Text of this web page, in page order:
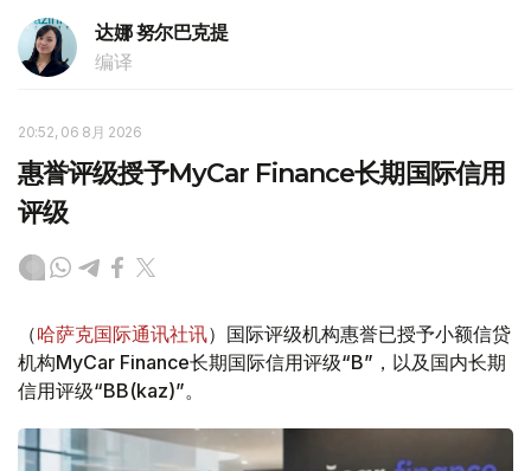
达娜 努尔巴克提
编译
20:52, 06 8月 2026
惠誉评级授予MyCar Finance长期国际信用
评级
（哈萨克国际通讯社讯）国际评级机构惠誉已授予小额信贷
机构MyCar Finance长期国际信用评级“B”，以及国内长期
信用评级“BB(kaz)”。